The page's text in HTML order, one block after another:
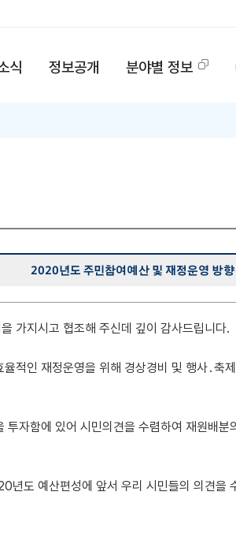
식 정보공개 분야별 정보
2020년도 주민참여예산 및 재정운영 방
가지시고 협조해 주신데 깊이 감사드립니다.
적인 재정운영을 위해 경상경비 및 행사․축
투자함에 있어 시민의견을 수렴하여 재원배
년도 예산편성에 앞서 우리 시민들의 의견을